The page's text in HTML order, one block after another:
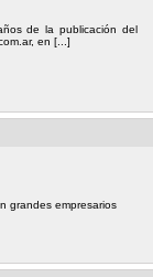
de la publicación del
en [...]
grandes empresarios